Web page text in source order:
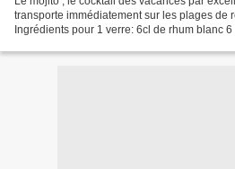
transporte immédiatement sur les plages de
Ingrédients pour 1 verre: 6cl de rhum blanc 6